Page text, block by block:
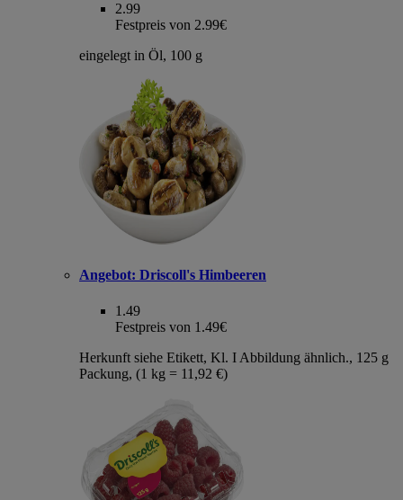
2.99
Festpreis von 2.99€
eingelegt in Öl, 100 g
Angebot: Driscoll's Himbeeren
1.49
Festpreis von 1.49€
Herkunft siehe Etikett, Kl. I Abbildung ähnlich., 125 g
Packung, (1 kg = 11,92 €)